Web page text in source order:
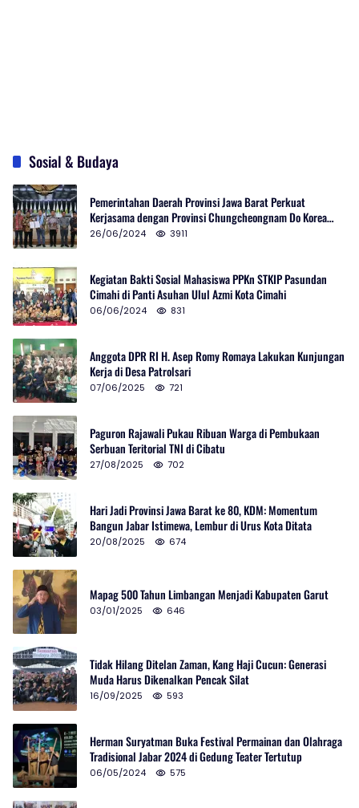
Sosial & Budaya
Pemerintahan Daerah Provinsi Jawa Barat Perkuat
Kerjasama dengan Provinsi Chungcheongnam Do Korea
Selatan
26/06/2024 3911
Kegiatan Bakti Sosial Mahasiswa PPKn STKIP Pasundan
Cimahi di Panti Asuhan Ulul Azmi Kota Cimahi
06/06/2024 831
Anggota DPR RI H. Asep Romy Romaya Lakukan Kunjungan
Kerja di Desa Patrolsari
07/06/2025 721
Paguron Rajawali Pukau Ribuan Warga di Pembukaan
Serbuan Teritorial TNI di Cibatu
27/08/2025 702
Hari Jadi Provinsi Jawa Barat ke 80, KDM: Momentum
Bangun Jabar Istimewa, Lembur di Urus Kota Ditata
20/08/2025 674
Mapag 500 Tahun Limbangan Menjadi Kabupaten Garut
03/01/2025 646
Tidak Hilang Ditelan Zaman, Kang Haji Cucun: Generasi
Muda Harus Dikenalkan Pencak Silat
16/09/2025 593
Herman Suryatman Buka Festival Permainan dan Olahraga
Tradisional Jabar 2024 di Gedung Teater Tertutup
06/05/2024 575